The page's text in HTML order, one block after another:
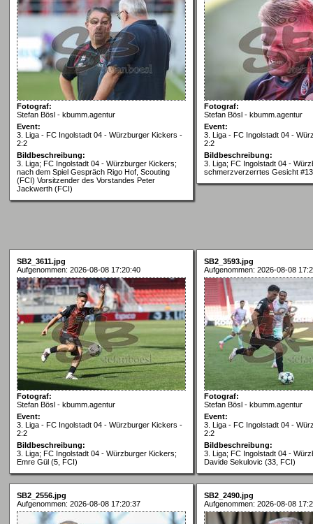
Fotograf:
Stefan Bösl - kbumm.agentur
Event:
3. Liga - FC Ingolstadt 04 - Würzburger Kickers -
2:2
Bildbeschreibung:
3. Liga; FC Ingolstadt 04 - Würzburger Kickers;
nach dem Spiel Gespräch Rigo Hof, Scouting
(FCI) Vorsitzender des Vorstandes Peter
Jackwerth (FCI)
Fotograf:
Stefan Bösl - kbumm.agentur
Event:
3. Liga - FC Ingolstadt 04 -
2:2
Bildbeschreibung:
3. Liga; FC Ingolstadt 04 -
schmerzverzerrtes Gesicht
SB2_3611.jpg
Aufgenommen: 2026-08-08 17:20:40
Fotograf:
Stefan Bösl - kbumm.agentur
Event:
3. Liga - FC Ingolstadt 04 - Würzburger Kickers -
2:2
Bildbeschreibung:
3. Liga; FC Ingolstadt 04 - Würzburger Kickers;
Emre Gül (5, FCI)
SB2_3593.jpg
Aufgenommen: 2026-08-08
Fotograf:
Stefan Bösl - kbumm.agentur
Event:
3. Liga - FC Ingolstadt 04 -
2:2
Bildbeschreibung:
3. Liga; FC Ingolstadt 04 -
Davide Sekulovic (33, FCI)
SB2_2556.jpg
Aufgenommen: 2026-08-08 17:20:37
SB2_2490.jpg
Aufgenommen: 2026-08-08